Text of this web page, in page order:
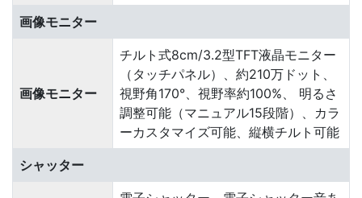
画像モニター
画像モニター
チルト式8cm/3.2型TFT液晶モニター
（タッチパネル）、約210万ドット、
視野角170°、視野率約100%、 明るさ
調整可能（マニュアル15段階）、カラ
ーカスタマイズ可能、縦横チルト可能
シャッター